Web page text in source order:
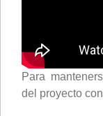
Para
del proyecto